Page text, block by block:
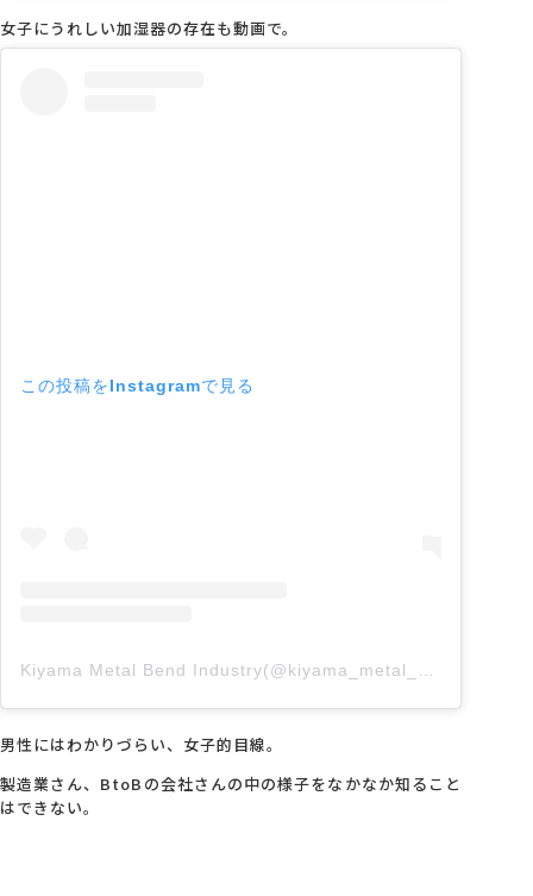
女子にうれしい加湿器の存在も動画で。
この投稿をInstagramで見る
男性にはわかりづらい、女子的目線。
製造業さん、BtoBの会社さんの中の様子をなかなか知ること
はできない。